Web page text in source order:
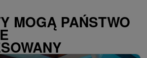
MOGĄ PAŃSTWO